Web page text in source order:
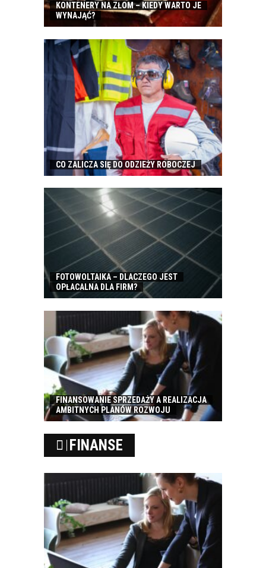
KONTENERY NA ZŁOM – KIEDY WARTO JE
WYNAJĄĆ?
CO ZALICZA SIĘ DO ODZIEŻY ROBOCZEJ
FOTOWOLTAIKA – DLACZEGO JEST
OPŁACALNA DLA FIRM?
FINANSOWANIE SPRZEDAŻY A REALIZACJA
AMBITNYCH PLANÓW ROZWOJU
FINANSE